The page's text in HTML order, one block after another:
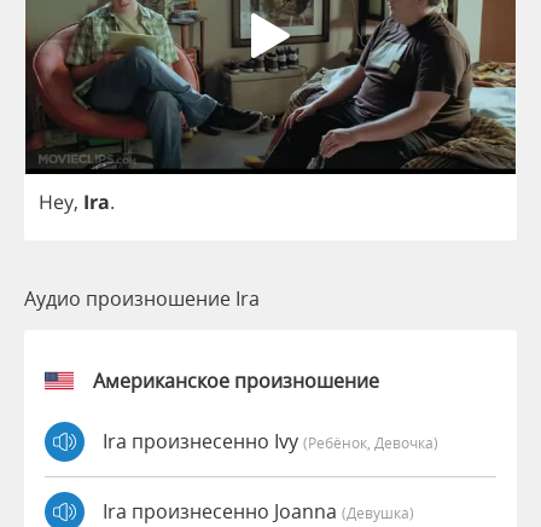
Hey, Ira.
Аудио произношение Ira
Американское произношение
Ira произнесенно Ivy (Ребёнок, Девочка)
Ira произнесенно Joanna (девушка)